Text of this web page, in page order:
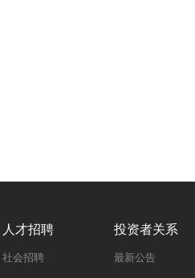
人才招聘
社会招聘
投资者关系
最新公告